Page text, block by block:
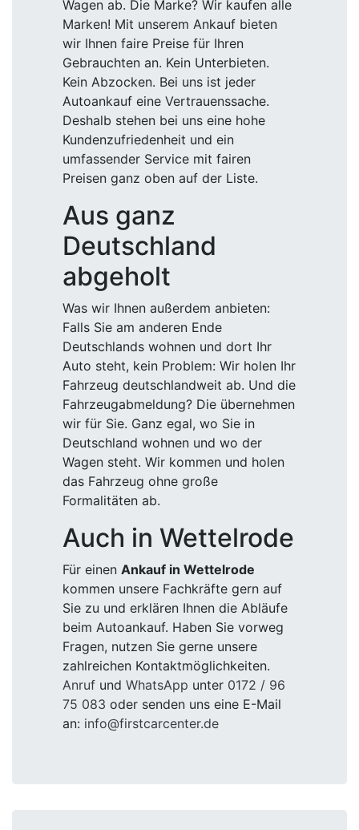
Wagen ab. Die Marke? Wir kaufen alle
Marken! Mit unserem Ankauf bieten
wir Ihnen faire Preise für Ihren
Gebrauchten an. Kein Unterbieten.
Kein Abzocken. Bei uns ist jeder
Autoankauf eine Vertrauenssache.
Deshalb stehen bei uns eine hohe
Kundenzufriedenheit und ein
umfassender Service mit fairen
Preisen ganz oben auf der Liste.
Aus ganz
Deutschland
abgeholt
Was wir Ihnen außerdem anbieten:
Falls Sie am anderen Ende
Deutschlands wohnen und dort Ihr
Auto steht, kein Problem: Wir holen Ihr
Fahrzeug deutschlandweit ab. Und die
Fahrzeugabmeldung? Die übernehmen
wir für Sie. Ganz egal, wo Sie in
Deutschland wohnen und wo der
Wagen steht. Wir kommen und holen
das Fahrzeug ohne große
Formalitäten ab.
Auch in Wettelrode
Für einen Ankauf in Wettelrode
kommen unsere Fachkräfte gern auf
Sie zu und erklären Ihnen die Abläufe
beim Autoankauf. Haben Sie vorweg
Fragen, nutzen Sie gerne unsere
zahlreichen Kontaktmöglichkeiten.
Anruf und WhatsApp unter 0172 / 96
75 083 oder senden uns eine E-Mail
an: info@firstcarcenter.de